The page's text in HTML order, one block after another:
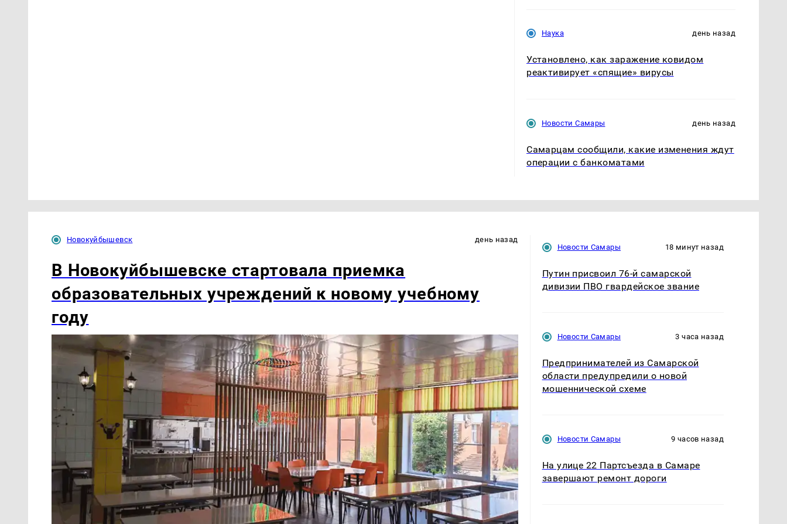
Наука день назад
Установлено, как заражение ковидом
реактивирует «спящие» вирусы
Новости Самары день назад
Самарцам сообщили, какие изменения ждут
операции с банкоматами
Новокуйбышевск день назад
В Новокуйбышевске стартовала приемка
образовательных учреждений к новому учебному
году
Новости Самары 18 минут назад
Путин присвоил 76-й самарской
дивизии ПВО гвардейское звание
Новости Самары 3 часа назад
Предпринимателей из Самарской
области предупредили о новой
мошеннической схеме
Новости Самары 9 часов назад
На улице 22 Партсъезда в Самаре
завершают ремонт дороги